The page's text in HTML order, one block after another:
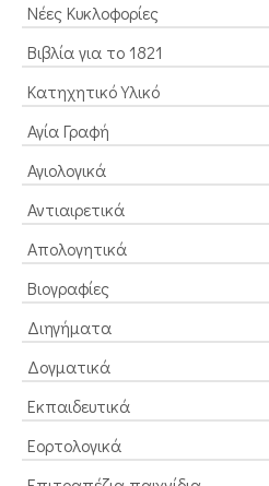
Νέες Κυκλοφορίες
Βιβλία για το 1821
Κατηχητικό Υλικό
Αγία Γραφή
Αγιολογικά
Αντιαιρετικά
Απολογητικά
Βιογραφίες
Διηγήματα
Δογματικά
Εκπαιδευτικά
Εορτολογικά